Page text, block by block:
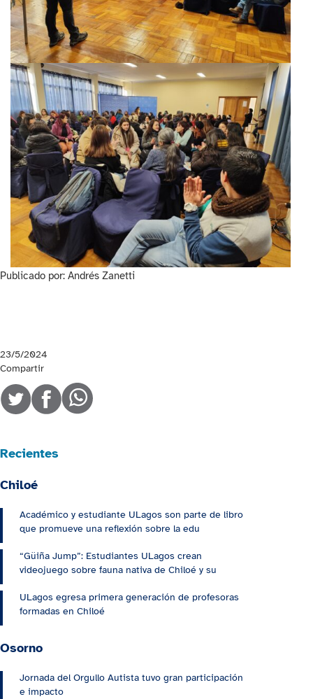
23/5/2024
Compartir
Recientes
Chiloé
Académico y estudiante ULagos son parte de libro
que promueve una reflexión sobre la edu
“Güiña Jump”: Estudiantes ULagos crean
videojuego sobre fauna nativa de Chiloé y su
ULagos egresa primera generación de profesoras
formadas en Chiloé
Osorno
Jornada del Orgullo Autista tuvo gran participación
e impacto
Publicado por: Andrés Zanetti